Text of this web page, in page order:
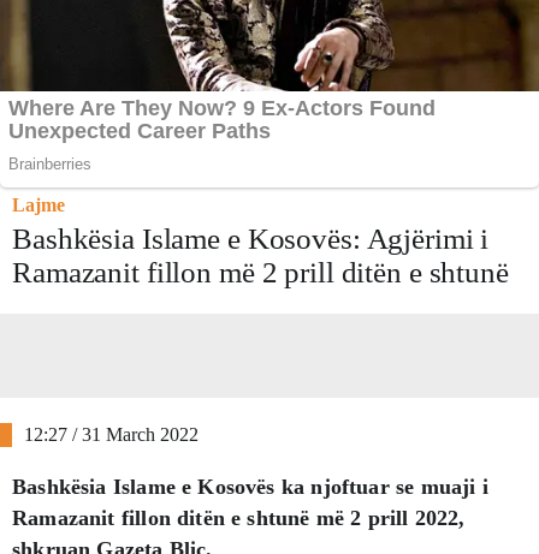
Lajme
Bashkësia Islame e Kosovës: Agjërimi i
Ramazanit fillon më 2 prill ditën e shtunë
12:27 / 31 March 2022
Bashkësia Islame e Kosovës ka njoftuar se muaji i
Ramazanit fillon ditën e shtunë më 2 prill 2022,
shkruan Gazeta Blic.